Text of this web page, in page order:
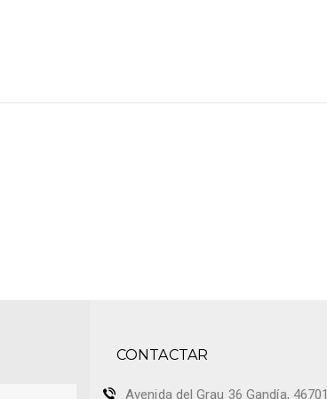
CONTACTAR
Avenida del Grau 36 Gandía, 46701